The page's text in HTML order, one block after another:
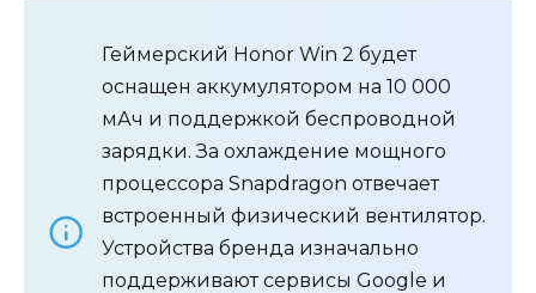
Геймерский Honor Win 2 будет
оснащен аккумулятором на 10 000
мАч и поддержкой беспроводной
зарядки. За охлаждение мощного
процессора Snapdragon отвечает
встроенный физический вентилятор.
Устройства бренда изначально
поддерживают сервисы Google и